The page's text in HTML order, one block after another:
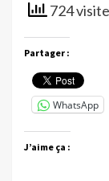
724
Partager :
WhatsApp
J’aime ça :